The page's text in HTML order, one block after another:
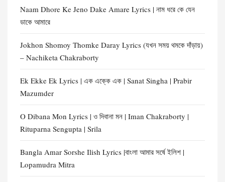
Naam Dhore Ke Jeno Dake Amare Lyrics | নাম ধরে কে যেন
ডাকে আমারে
Jokhon Shomoy Thomke Daray Lyrics (যখন সময় থমকে দাঁড়ায়)
– Nachiketa Chakraborty
Ek Ekke Ek Lyrics | এক এক্কে এক | Sanat Singha | Prabir
Mazumder
O Dibana Mon Lyrics | ও দিবানা মন | Iman Chakraborty |
Rituparna Sengupta | Srila
Bangla Amar Sorshe Ilish Lyrics |বাংলা আমার সর্ষে ইলিশ |
Lopamudra Mitra